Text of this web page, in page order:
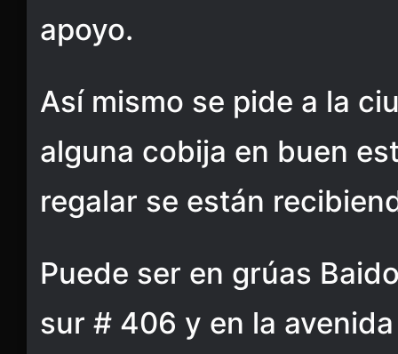
apoyo.
Así mismo se pide a la
alguna cobija en buen
regalar se están
Puede ser en grúas
sur # 406 y en la